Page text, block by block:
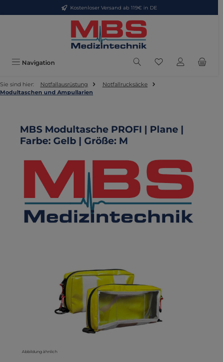
Zum Hauptinhalt springenKostenloser Versand ab 119€ in DE
Navigation Du hast 0
Sie sind hier: Notfallausrüstung
Notfallrucksäcke
Modultaschen und Ampullarien
MBS Modultasche PROFI | Plane |
Farbe: Gelb | Größe: M
Abbildung ähnlich